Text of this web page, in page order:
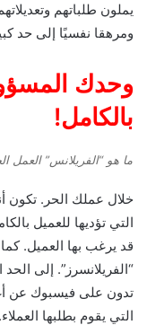
يملون طلباتهم
ومرهقا نفسيًا إلى حد
وحدك
بالكامل!
ما هو “الفريلانس” العمل
خلال عملك الحر. تكون
التي تؤديها للعميل
قد يرغب بها العميل.
“الفريلانسرز”. إلى
تدون على فيسبوك عن
التي يقوم بطلبها